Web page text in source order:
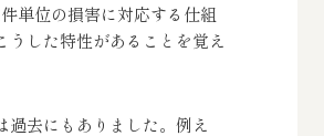
単位の損害に対応する仕組
うした特性があることを覚え
過去にもありました。例え